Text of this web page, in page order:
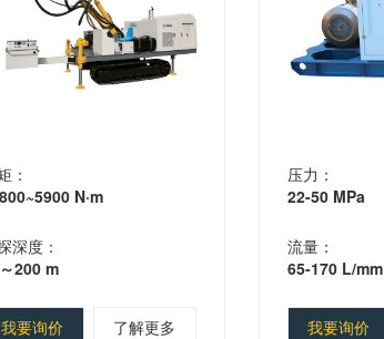
：
N·m
深度：
200 m
我要询价 了解更多
压力：
22-50 MPa
流量：
65-170 L/mm
我要询价